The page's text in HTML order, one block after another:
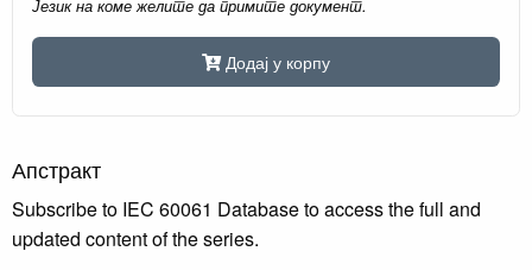
Језик на коме желите да примите документ.
Додај у корпу
Апстракт
Subscribe to IEC 60061 Database to access the full and
updated content of the series.